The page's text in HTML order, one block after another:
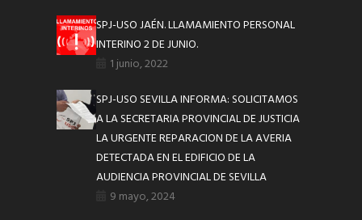
SPJ-USO JAÉN. LLAMAMIENTO PERSONAL
INTERINO 2 DE JUNIO.
1 junio, 2022
SPJ-USO SEVILLA INFORMA: SOLICITAMOS
A LA SECRETARIA PROVINCIAL DE JUSTICIA
LA URGENTE REPARACION DE LA AVERIA
DETECTADA EN EL EDIFICIO DE LA
AUDIENCIA PROVINCIAL DE SEVILLA
9 mayo, 2024